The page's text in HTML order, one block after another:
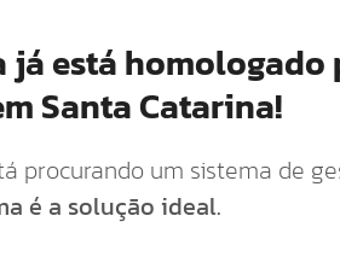
já está homologado
Santa Catarina!
procurando um sistema de
é a solução ideal.